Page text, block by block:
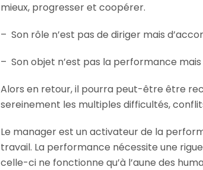
mieux, progresser et coopérer.
– Son rôle n’est pas de diriger mais
– Son objet n’est pas la performance
Alors en retour, il pourra peut-être être
sereinement les multiples difficultés,
Le manager est un activateur de la
travail. La performance nécessite une
celle-ci ne fonctionne qu’à l’aune des